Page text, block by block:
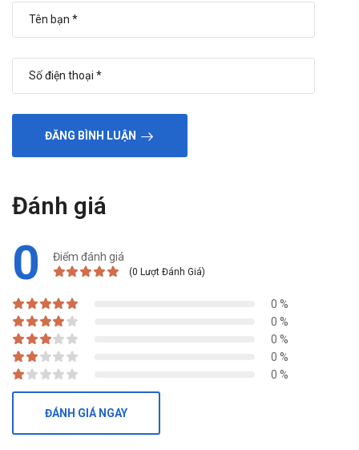
Oresol 245 DHG
Giá Ozen Olimpia là bao nhiêu?
090.179.6388để được giải đáp thắc mắc về giá.
Các bạn có thể dễ dàng mua
bằng cách:
Mua hàng trực tiếp tại cửa hàng với khách lẻ theo
khung giờsáng:10h-11h, chiều: 14h30-15h30
website:
Mua hàng qua số điện thoại hotline:
090.179.6388
để được gặp dược sĩ đại học tư vấn cụ thể
và nhanh nhất.
ĐĂNG BÌNH LUẬN
Đánh giá
0 Điểm đánh giá
(0 Lượt Đánh Giá)
0 %
0 %
0 %
0 %
0 %
ĐÁNH GIÁ NGAY